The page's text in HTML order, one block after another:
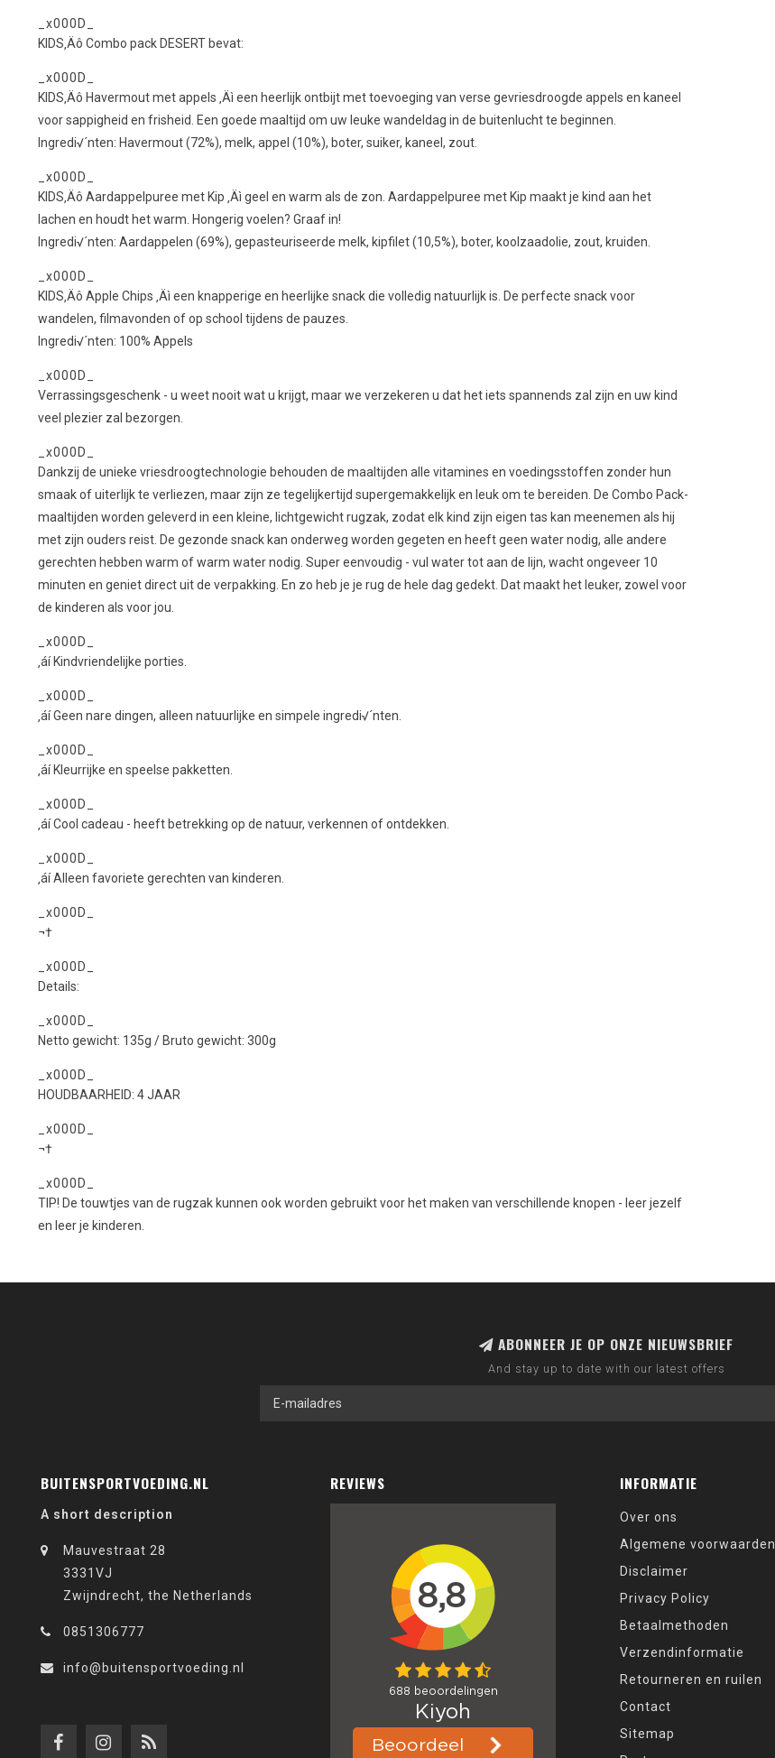
_x000D_
KIDS‚Äô Combo pack DESERT bevat:
_x000D_
KIDS‚Äô Havermout met appels ‚Äì een heerlijk ontbijt met toevoeging van verse gevriesdroogde appels en kaneel
voor sappigheid en frisheid. Een goede maaltijd om uw leuke wandeldag in de buitenlucht te beginnen.
Ingredi√´nten: Havermout (72%), melk, appel (10%), boter, suiker, kaneel, zout.
_x000D_
KIDS‚Äô Aardappelpuree met Kip ‚Äì geel en warm als de zon. Aardappelpuree met Kip maakt je kind aan het
lachen en houdt het warm. Hongerig voelen? Graaf in!
Ingredi√´nten: Aardappelen (69%), gepasteuriseerde melk, kipfilet (10,5%), boter, koolzaadolie, zout, kruiden.
_x000D_
KIDS‚Äô Apple Chips ‚Äì een knapperige en heerlijke snack die volledig natuurlijk is. De perfecte snack voor
wandelen, filmavonden of op school tijdens de pauzes.
Ingredi√´nten: 100% Appels
_x000D_
Verrassingsgeschenk - u weet nooit wat u krijgt, maar we verzekeren u dat het iets spannends zal zijn en uw kind
veel plezier zal bezorgen.
_x000D_
Dankzij de unieke vriesdroogtechnologie behouden de maaltijden alle vitamines en voedingsstoffen zonder hun
smaak of uiterlijk te verliezen, maar zijn ze tegelijkertijd supergemakkelijk en leuk om te bereiden. De Combo Pack-
maaltijden worden geleverd in een kleine, lichtgewicht rugzak, zodat elk kind zijn eigen tas kan meenemen als hij
met zijn ouders reist. De gezonde snack kan onderweg worden gegeten en heeft geen water nodig, alle andere
gerechten hebben warm of warm water nodig. Super eenvoudig - vul water tot aan de lijn, wacht ongeveer 10
minuten en geniet direct uit de verpakking. En zo heb je je rug de hele dag gedekt. Dat maakt het leuker, zowel voor
de kinderen als voor jou.
_x000D_
‚áí Kindvriendelijke porties.
_x000D_
‚áí Geen nare dingen, alleen natuurlijke en simpele ingredi√´nten.
_x000D_
‚áí Kleurrijke en speelse pakketten.
_x000D_
‚áí Cool cadeau - heeft betrekking op de natuur, verkennen of ontdekken.
_x000D_
‚áí Alleen favoriete gerechten van kinderen.
_x000D_
¬†
_x000D_
Details:
_x000D_
Netto gewicht: 135g / Bruto gewicht: 300g
_x000D_
HOUDBAARHEID: 4 JAAR
_x000D_
¬†
_x000D_
TIP! De touwtjes van de rugzak kunnen ook worden gebruikt voor het maken van verschillende knopen - leer jezelf
en leer je kinderen.
ABONNEER JE OP ONZE NIEUWSBRIEF
And stay up to date with our latest offers
BUITENSPORTVOEDING.NL
A short description
Mauvestraat 28
3331VJ
Zwijndrecht, the Netherlands
0851306777
info@buitensportvoeding.nl
REVIEWS INFORMATIE
Over ons
Algemene voorwaarden
Disclaimer
Privacy Policy
Betaalmethoden
Verzendinformatie
Retourneren en ruilen
Contact
Sitemap